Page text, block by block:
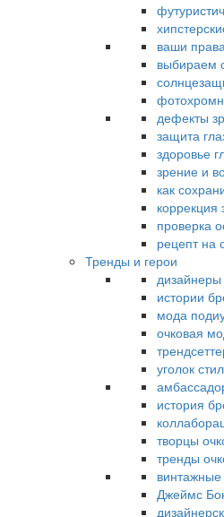
ваши
выбираем
дефекты
защита
здоровье
зрение и
как
коррекция
проверка
рецепт на
Тренды и герои
дизайнеры
истории
мода
очковая
уголок
история
творцы
тренды
винтажные
Джеймс